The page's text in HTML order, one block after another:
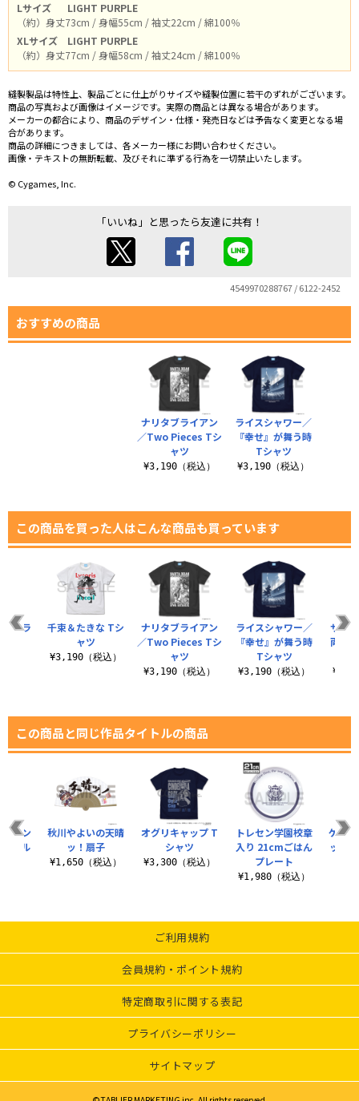
Lサイズ
LIGHT PURPLE
（約）身丈73cm / 身幅55cm / 袖丈22cm / 綿100％
XLサイズ
LIGHT PURPLE
（約）身丈77cm / 身幅58cm / 袖丈24cm / 綿100％
縫製製品は特性上、製品ごとに仕上がりサイズや縫製位置に若干のずれがございます。
商品の写真および画像はイメージです。実際の商品とは異なる場合があります。
メーカーの都合により、商品のデザイン・仕様・発売日などは予告なく変更となる場
合があります。
商品の詳細につきましては、各メーカー様にお問い合わせください。
画像・テキストの無断転載、及びそれに準ずる行為を一切禁止いたします。
© Cygames, Inc.
「いいね」と思ったら友達に共有！
4549970288767 / 6122-2452
おすすめの商品
ナリタブライアン
／Two Pieces Tシ
ャツ
¥3,190（税込）
ライスシャワー／
『幸せ』が舞う時
Tシャツ
¥3,190（税込）
この商品を買った人はこんな商品も買っています
ナリタブライアン
／Two Pieces Tシ
ャツ
¥3,190（税込）
ライスシャワー／
『幸せ』が舞う時
Tシャツ
¥3,190（税込）
サイ
両面
ドラ
千束＆たきな Tシ
ャツ
¥3,190（税込）
この商品と同じ作品タイトルの商品
オグリキャップ T
シャツ
¥3,300（税込）
トレセン学園校章
入り 21cmごはん
プレート
¥1,980（税込）
ゲー
ック
レン
リル
秋川やよいの天晴
ッ！扇子
¥1,650（税込）
ご利用規約
会員規約・ポイント規約
特定商取引に関する表記
プライバシーポリシー
サイトマップ